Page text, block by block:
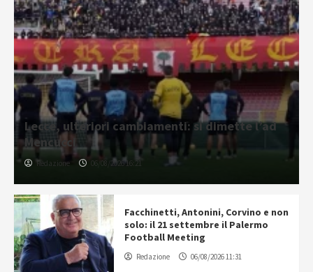
Lecce, ulteriori cambiamenti: si dimette l’ad
Mencucci
Redazione 06/08/2026 16:21
Facchinetti, Antonini, Corvino e non
solo: il 21 settembre il Palermo
Football Meeting
Redazione 06/08/2026 11:31